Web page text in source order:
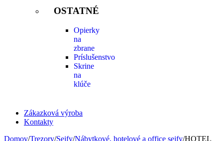
OSTATNÉ
Opierky
na
zbrane
Príslušenstvo
Skrine
na
klúče
Zákazková výroba
Kontakty
Domov/Trezory/Sejfy/Nábytkové, hotelové a office sejfy/HOTEL